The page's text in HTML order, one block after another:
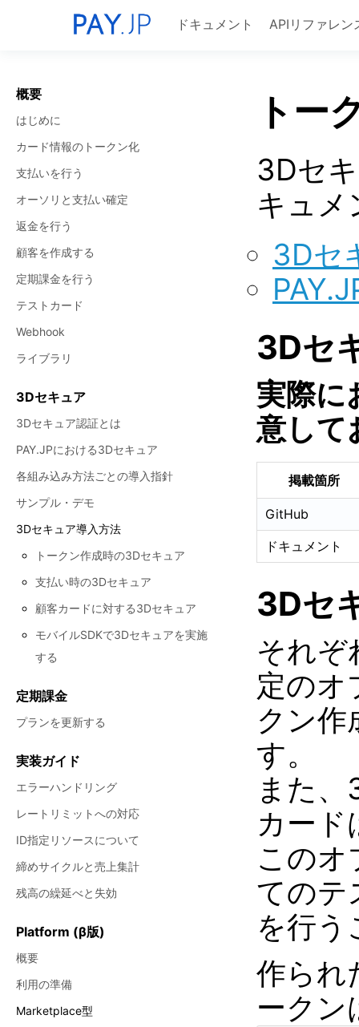
ドキュメント APIリファレン
概要
はじめに
カード情報のトークン化
支払いを行う
オーソリと支払い確定
返金を行う
顧客を作成する
定期課金を行う
テストカード
Webhook
ライブラリ
3Dセキュア
3Dセキュア認証とは
PAY.JPにおける3Dセキュア
各組み込み方法ごとの導入指針
サンプル・デモ
3Dセキュア導入方法
トークン作成時の3Dセキュア
支払い時の3Dセキュア
顧客カードに対する3Dセキュア
モバイルSDKで3Dセキュアを実施
する
定期課金
プランを更新する
実装ガイド
エラーハンドリング
レートリミットへの対応
ID指定リソースについて
締めサイクルと売上集計
残高の繰延べと失効
Platform (β版)
概要
利用の準備
Marketplace型
トー
3Dセ
キュメ
3Dセ
3Dセ
実際に
意して
掲載箇所
GitHub
ドキュメント
3Dセ
それぞ
定のオ
クン作
す。
また
カード
このオ
てのテ
を行う
作られ
ークン